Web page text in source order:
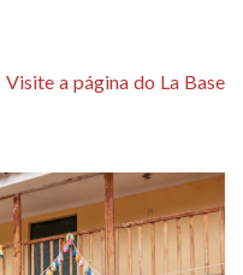
Visite a página do La Base